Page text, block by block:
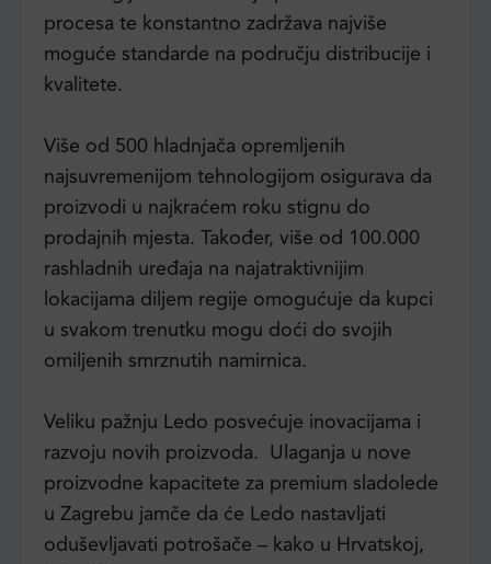
procesa te konstantno zadržava najviše
moguće standarde na području distribucije i
kvalitete.
Više od 500 hladnjača opremljenih
najsuvremenijom tehnologijom osigurava da
proizvodi u najkraćem roku stignu do
prodajnih mjesta. Također, više od 100.000
rashladnih uređaja na najatraktivnijim
lokacijama diljem regije omogućuje da kupci
u svakom trenutku mogu doći do svojih
omiljenih smrznutih namirnica.
Veliku pažnju Ledo posvećuje inovacijama i
razvoju novih proizvoda. Ulaganja u nove
proizvodne kapacitete za premium sladolede
u Zagrebu jamče da će Ledo nastavljati
oduševljavati potrošače – kako u Hrvatskoj,